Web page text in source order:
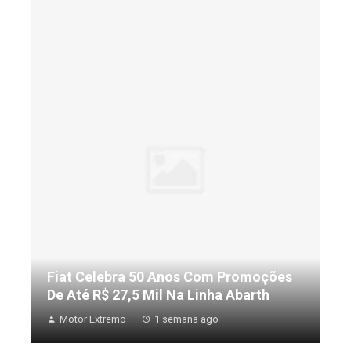
Fiat Celebra 50 Anos Com Promoções
De Até R$ 27,5 Mil Na Linha Abarth
Motor Extremo 1 semana ago